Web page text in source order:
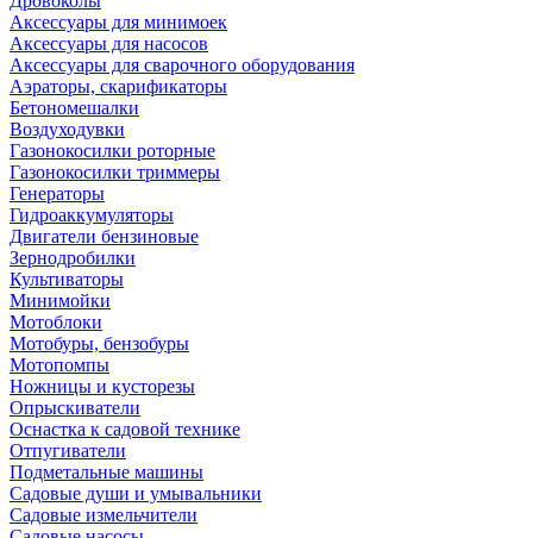
Аксессуары для минимоек
Аксессуары для насосов
Аксессуары для сварочного оборудования
Аэраторы, скарификаторы
Бетономешалки
Воздуходувки
Газонокосилки роторные
Газонокосилки триммеры
Генераторы
Гидроаккумуляторы
Двигатели бензиновые
Зернодробилки
Культиваторы
Минимойки
Мотоблоки
Мотобуры, бензобуры
Мотопомпы
Ножницы и кусторезы
Опрыскиватели
Оснастка к садовой технике
Отпугиватели
Подметальные машины
Садовые души и умывальники
Садовые измельчители